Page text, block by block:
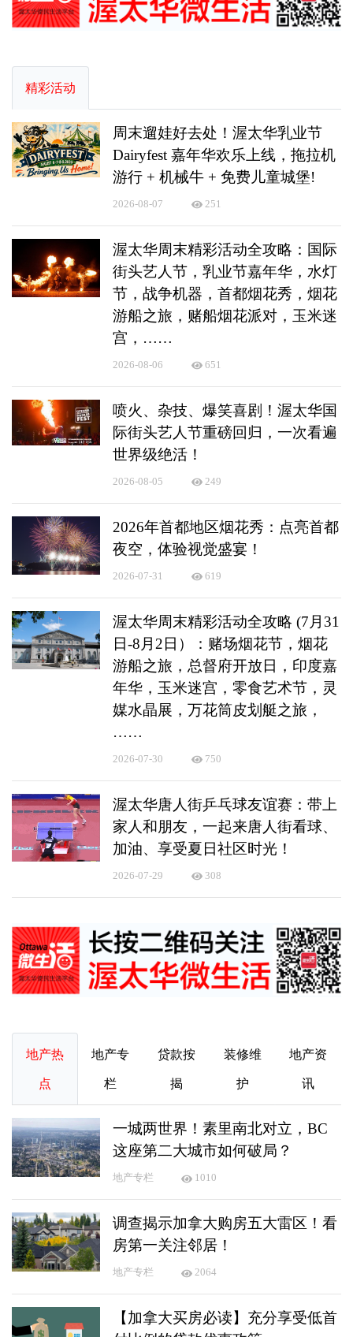
精彩活动
周末遛娃好去处！渥太华乳业节
Dairyfest 嘉年华欢乐上线，拖拉机
游行 + 机械牛 + 免费儿童城堡!
2026-08-07 251
渥太华周末精彩活动全攻略：国际
街头艺人节，乳业节嘉年华，水灯
节，战争机器，首都烟花秀，烟花
游船之旅，赌船烟花派对，玉米迷
宫，……
2026-08-06 651
喷火、杂技、爆笑喜剧！渥太华国
际街头艺人节重磅回归，一次看遍
世界级绝活！
2026-08-05 249
2026年首都地区烟花秀：点亮首都
夜空，体验视觉盛宴！
2026-07-31 619
渥太华周末精彩活动全攻略 (7月31
日-8月2日）：赌场烟花节，烟花
游船之旅，总督府开放日，印度嘉
年华，玉米迷宫，零食艺术节，灵
媒水晶展，万花筒皮划艇之旅，
……
2026-07-30 750
渥太华唐人街乒乓球友谊赛：带上
家人和朋友，一起来唐人街看球、
加油、享受夏日社区时光！
2026-07-29 308
地产热
点
地产专
栏
贷款按
揭
装修维
护
地产资
讯
一城两世界！素里南北对立，BC
这座第二大城市如何破局？
地产专栏 1010
调查揭示加拿大购房五大雷区！看
房第一关注邻居！
地产专栏 2064
【加拿大买房必读】充分享受低首